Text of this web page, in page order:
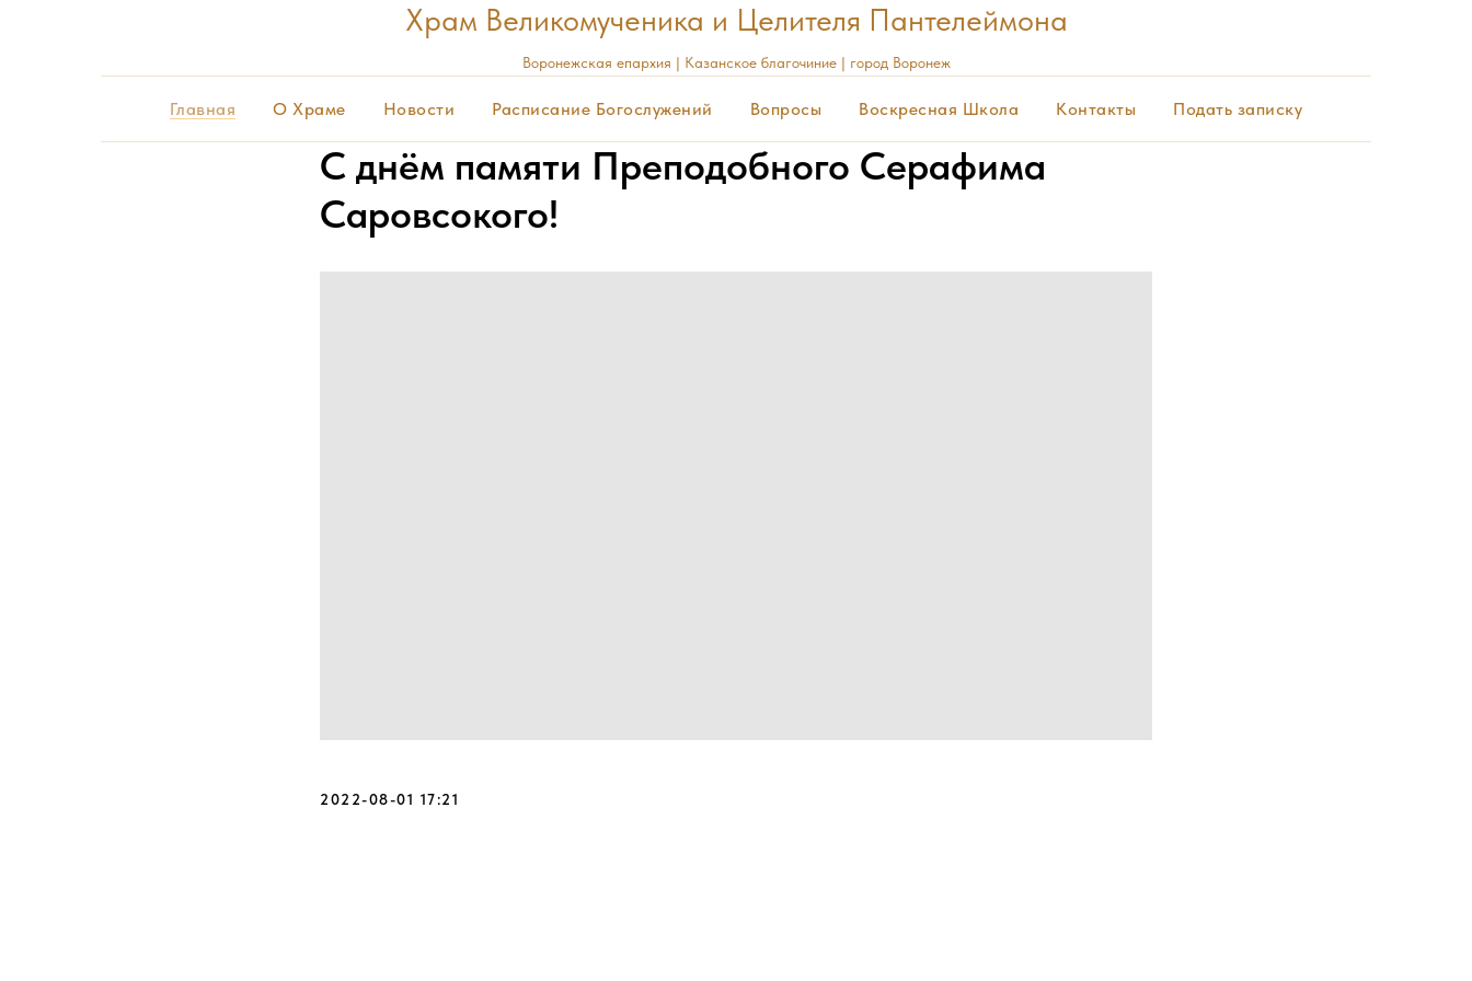
Храм Великомученика и Целителя Пантелеймона
Воронежская епархия | Казанское благочиние | город Воронеж
Главная О Храме Новости Расписание Богослужений Вопросы Воскресная Школа Контакты Подать записку
С днём памяти Преподобного Серафима
Саровсокого!
2022-08-01 17:21